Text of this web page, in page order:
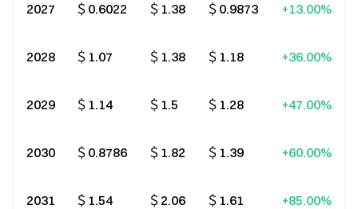
2027 ＄0.6022 ＄1.38 ＄0.9873 +13.00%
2028 ＄1.07 ＄1.38 ＄1.18 +36.00%
2029 ＄1.14 ＄1.5 ＄1.28 +47.00%
2030 ＄0.8786 ＄1.82 ＄1.39 +60.00%
2031 ＄1.54 ＄2.06 ＄1.61 +85.00%